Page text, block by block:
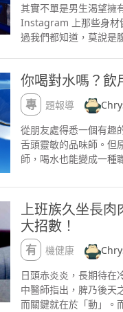
好，手感也舒適柔軟，
幾個瞬間就能提升整個
椅，用家裡的舊床單就
器，再將床單裁剪成梯
打孔器在房頂上固定好
掛鉤一張文藝氣息滿滿
網路，所有版權歸原作
其實不單是男生渴望擁
Instagram 上那些身材
過我們都知道，莫說是
減肥陷阱，因為看似平
克脂肪和 15 克碳水化
人都喜歡在醃肉、整三
燒烤醬經已有 7 克碳水
話，可以選擇用橄欖油
是減肥的絕佳選擇？或
內代替正餐，但其實市
多啤梨。 以上文章及
原文地址：
你喝對水嗎？飲
專題報導
從朋友處得悉一個有趣
舌頭靈敏的品味師。但
師，喝水也能變成一種
於維持皮膚的健康。角
澤和水潤。但當皮膚
一出現，甚至引發乾燥
中藥學巨著《本草綱目
好水是百藥之王。」水
等，喝甚麽樣的水對人
本條件。 水, 飲水, 喝
水供應的品質安全，而
多或少會有一些雜質，
上班族久坐長肉
大招數！
有機健康
日頭赤炎炎，長期待在
中醫師指出，脾乃後天
而關鍵就在於「動」。